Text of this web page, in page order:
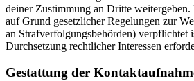
deiner Zustimmung an Dritte
auf Grund gesetzlicher Regelungen zur
an Strafverfolgungsbehörden) verpflichtet
Durchsetzung rechtlicher Interessen
Gestattung der